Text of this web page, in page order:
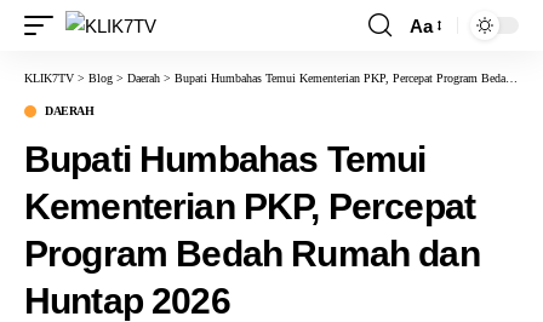
Aa
KLIK7TV > Blog > Daerah > Bupati Humbahas Temui Kementerian PKP, Percepat Program Bedah Rumah dan Huntap 2026
DAERAH
Bupati Humbahas Temui
Kementerian PKP, Percepat
Program Bedah Rumah dan
Huntap 2026